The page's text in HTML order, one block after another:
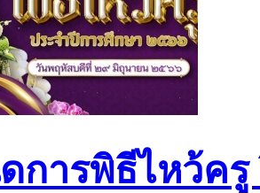
การพิธีไหว้ครู